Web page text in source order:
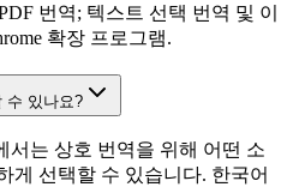
번역; 텍스트 선택 번역 및 이
확장 프로그램.
수 있나요?
서는 상호 번역을 위해 어떤 소
게 선택할 수 있습니다. 한국어